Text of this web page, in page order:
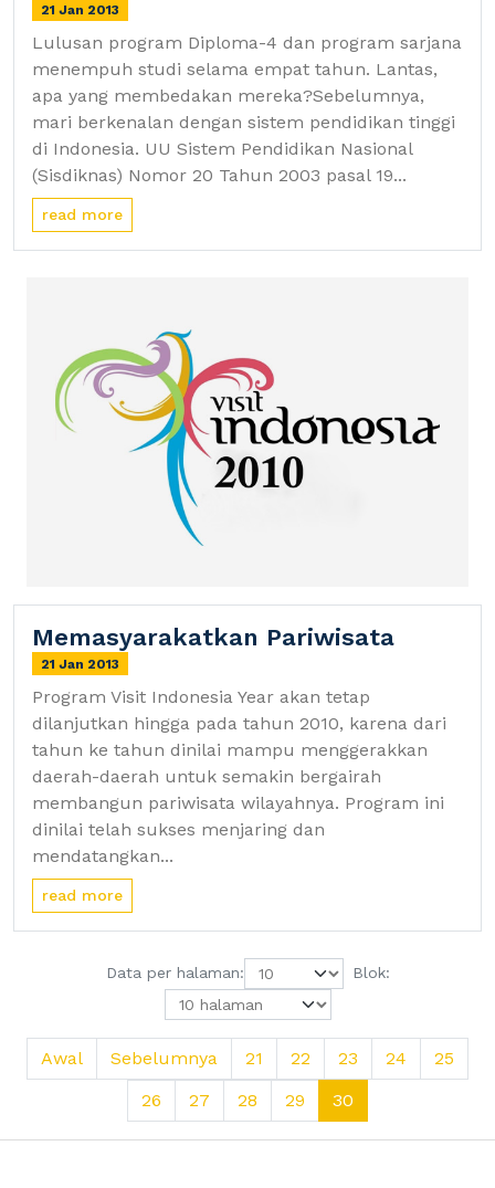
21 Jan 2013
Lulusan program Diploma-4 dan program sarjana
menempuh studi selama empat tahun. Lantas,
apa yang membedakan mereka?Sebelumnya,
mari berkenalan dengan sistem pendidikan tinggi
di Indonesia. UU Sistem Pendidikan Nasional
(Sisdiknas) Nomor 20 Tahun 2003 pasal 19...
read more
Memasyarakatkan Pariwisata
21 Jan 2013
Program Visit Indonesia Year akan tetap
dilanjutkan hingga pada tahun 2010, karena dari
tahun ke tahun dinilai mampu menggerakkan
daerah-daerah untuk semakin bergairah
membangun pariwisata wilayahnya. Program ini
dinilai telah sukses menjaring dan
mendatangkan...
read more
Data per halaman: Blok:
Awal Sebelumnya 21 22 23 24
25
26
27 28 29 30